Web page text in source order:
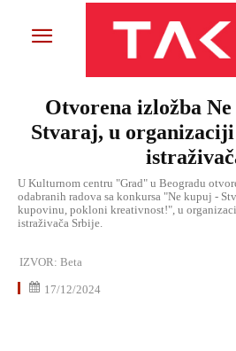
Otvorena izložba
Stvaraj, u
U Kulturnom centru "Grad" u Beogradu
odabranih radova sa konkursa "Ne kupuj -
kupovinu, pokloni kreativnost!", u
istraživača Srbije.
IZVOR: Beta
17/12/2024